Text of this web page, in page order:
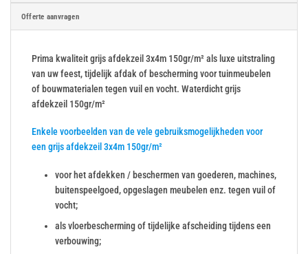
Offerte aanvragen
Prima kwaliteit grijs afdekzeil 3x4m 150gr/m² als luxe uitstraling
van uw feest, tijdelijk afdak of bescherming voor tuinmeubelen
of bouwmaterialen tegen vuil en vocht. Waterdicht grijs
afdekzeil 150gr/m²
Enkele voorbeelden van de vele gebruiksmogelijkheden voor
een grijs afdekzeil 3x4m 150gr/m²
voor het afdekken / beschermen van goederen, machines,
buitenspeelgoed, opgeslagen meubelen enz. tegen vuil of
vocht;
als vloerbescherming of tijdelijke afscheiding tijdens een
verbouwing;